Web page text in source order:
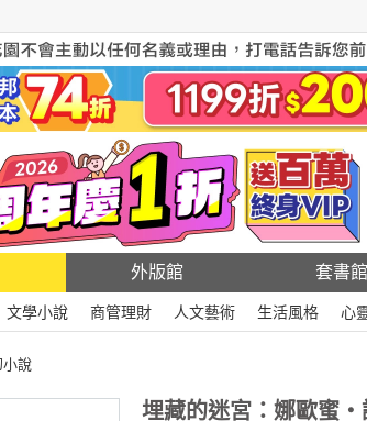
外版館 套書館
文學小說 商管理財 人文藝術 生活風格 心
小說
埋藏的迷宮：娜歐蜜‧